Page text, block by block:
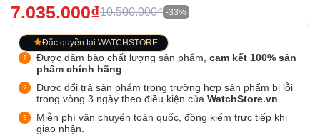
7.035.000₫10.500.000₫ -33%
Đặc quyền tại WATCHSTORE
Được đảm bảo chất lượng sản phẩm, cam kết 100% sản
phẩm chính hãng
Được đổi trả sản phẩm trong trường hợp sản phẩm bị lỗi
trong vòng 3 ngày theo điều kiện của WatchStore.vn
Miễn phí vận chuyển toàn quốc, đồng kiểm trực tiếp khi
giao nhận.